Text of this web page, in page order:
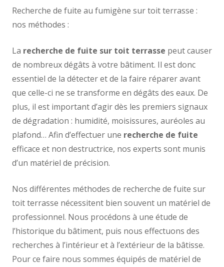
Recherche de fuite au fumigène sur toit terrasse :
nos méthodes :
La recherche de fuite sur toit terrasse peut causer
de nombreux dégâts à votre bâtiment. Il est donc
essentiel de la détecter et de la faire réparer avant
que celle-ci ne se transforme en dégâts des eaux. De
plus, il est important d’agir dès les premiers signaux
de dégradation : humidité, moisissures, auréoles au
plafond… Afin d’effectuer une recherche de fuite
efficace et non destructrice, nos experts sont munis
d’un matériel de précision.
Nos différentes méthodes de recherche de fuite sur
toit terrasse nécessitent bien souvent un matériel de
professionnel. Nous procédons à une étude de
l’historique du bâtiment, puis nous effectuons des
recherches à l’intérieur et à l’extérieur de la bâtisse.
Pour ce faire nous sommes équipés de matériel de